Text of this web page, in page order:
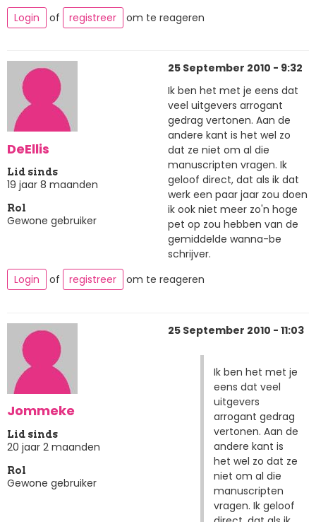
Login
of registreer om te reageren
DeEllis
Lid sinds
19 jaar 8 maanden
Rol
Gewone gebruiker
25 September 2010 - 9:32
Ik ben het met je eens dat
veel uitgevers arrogant
gedrag vertonen. Aan de
andere kant is het wel zo
dat ze niet om al die
manuscripten vragen. Ik
geloof direct, dat als ik dat
werk een paar jaar zou doen
ik ook niet meer zo'n hoge
pet op zou hebben van de
gemiddelde wanna-be
schrijver.
Login
of registreer om te reageren
Jommeke
Lid sinds
20 jaar 2 maanden
Rol
Gewone gebruiker
25 September 2010 - 11:03
Ik ben het met je
eens dat veel
uitgevers
arrogant gedrag
vertonen. Aan de
andere kant is
het wel zo dat ze
niet om al die
manuscripten
vragen. Ik geloof